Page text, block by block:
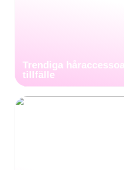
Trendiga
tillfälle